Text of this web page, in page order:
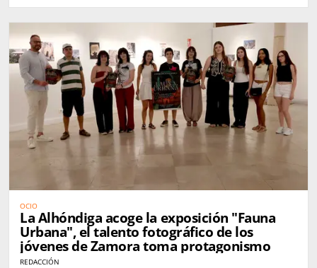
OCIO
La Alhóndiga acoge la exposición "Fauna
Urbana", el talento fotográfico de los
jóvenes de Zamora toma protagonismo
REDACCIÓN